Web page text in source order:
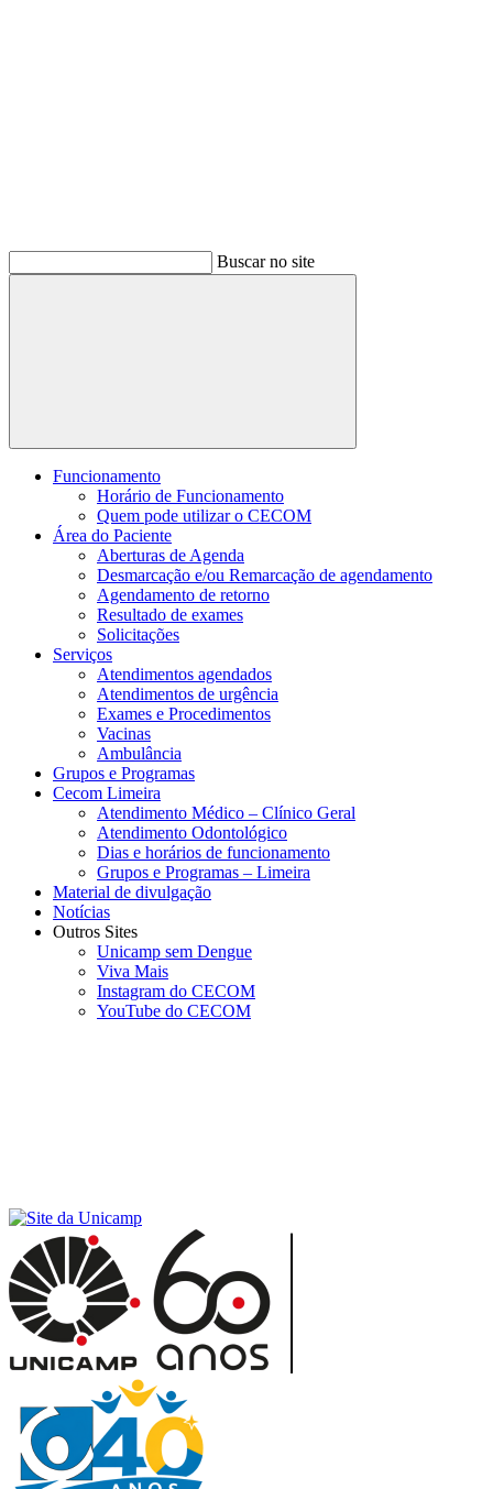
Buscar no site
Buscar
Funcionamento
Horário de Funcionamento
Quem pode utilizar o CECOM
Área do Paciente
Aberturas de Agenda
Desmarcação e/ou Remarcação de agendamento
Agendamento de retorno
Resultado de exames
Solicitações
Serviços
Atendimentos agendados
Atendimentos de urgência
Exames e Procedimentos
Vacinas
Ambulância
Grupos e Programas
Cecom Limeira
Atendimento Médico – Clínico Geral
Atendimento Odontológico
Dias e horários de funcionamento
Grupos e Programas – Limeira
Material de divulgação
Notícias
Outros Sites
Unicamp sem Dengue
Viva Mais
Instagram do CECOM
YouTube do CECOM